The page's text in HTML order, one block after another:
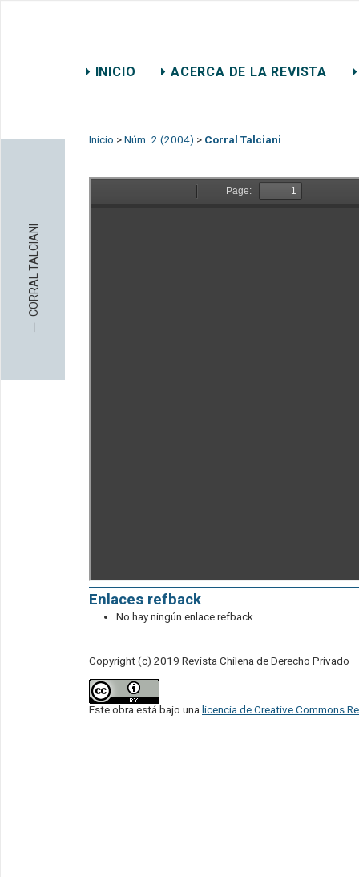
INICIO ACERCA DE LA REVISTA
─
CORRAL TALCIANI
Inicio > Núm. 2 (2004) > Corral Talciani
Enlaces refback
No hay ningún enlace refback.
Copyright (c) 2019 Revista Chilena de Derecho Privado
Este obra está bajo una licencia de Creative Commons